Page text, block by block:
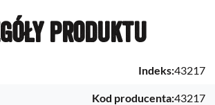
produktu
Indeks:43217
Kod producenta:43217